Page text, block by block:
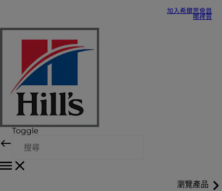
加入希爾思會員
哪裡買
Toggle
瀏覽產品